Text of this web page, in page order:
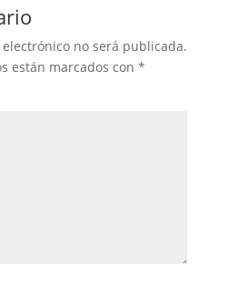
no será publicada.
están marcados con *